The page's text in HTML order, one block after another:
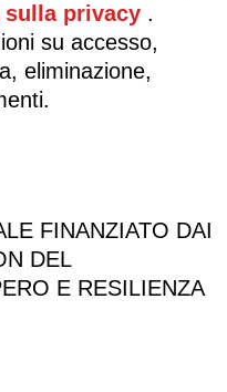
privacy .
su accesso,
eliminazione,
FINANZIATO DAI
DEL
E RESILIENZA